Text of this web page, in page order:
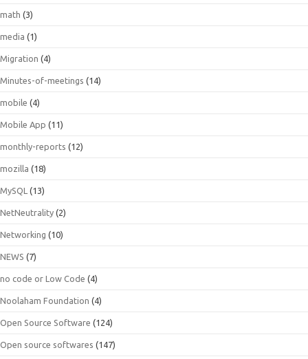
math (3)
media (1)
Migration (4)
Minutes-of-meetings (14)
mobile (4)
Mobile App (11)
monthly-reports (12)
mozilla (18)
MySQL (13)
NetNeutrality (2)
Networking (10)
NEWS (7)
no code or Low Code (4)
Noolaham Foundation (4)
Open Source Software (124)
Open source softwares (147)